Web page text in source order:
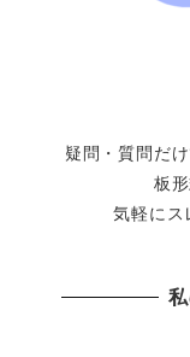
疑問・質問だ
板
気軽にス